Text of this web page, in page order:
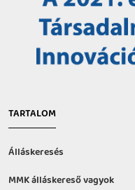
TARTALOM
Álláskeresés
MMK álláskereső vagyok